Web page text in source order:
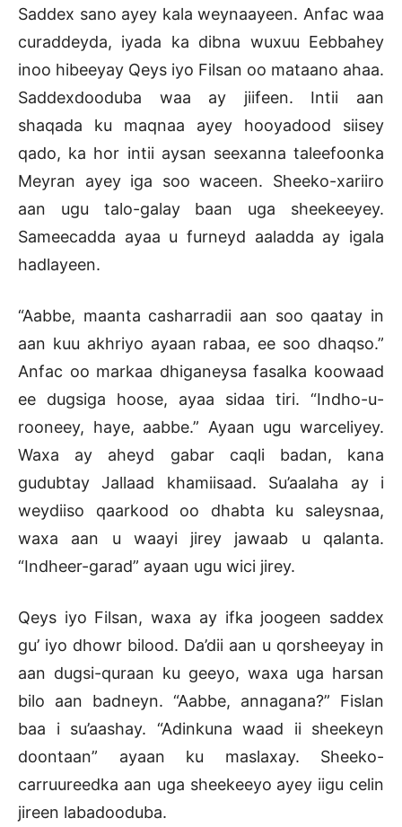
Saddex sano ayey kala weynaayeen. Anfac waa
curaddeyda, iyada ka dibna wuxuu Eebbahey
inoo hibeeyay Qeys iyo Filsan oo mataano ahaa.
Saddexdooduba waa ay jiifeen. Intii aan
shaqada ku maqnaa ayey hooyadood siisey
qado, ka hor intii aysan seexanna taleefoonka
Meyran ayey iga soo waceen. Sheeko-xariiro
aan ugu talo-galay baan uga sheekeeyey.
Sameecadda ayaa u furneyd aaladda ay igala
hadlayeen.
“Aabbe, maanta casharradii aan soo qaatay in
aan kuu akhriyo ayaan rabaa, ee soo dhaqso.”
Anfac oo markaa dhiganeysa fasalka koowaad
ee dugsiga hoose, ayaa sidaa tiri. “Indho-u-
rooneey, haye, aabbe.” Ayaan ugu warceliyey.
Waxa ay aheyd gabar caqli badan, kana
gudubtay Jallaad khamiisaad. Su’aalaha ay i
weydiiso qaarkood oo dhabta ku saleysnaa,
waxa aan u waayi jirey jawaab u qalanta.
“Indheer-garad” ayaan ugu wici jirey.
Qeys iyo Filsan, waxa ay ifka joogeen saddex
gu’ iyo dhowr bilood. Da’dii aan u qorsheeyay in
aan dugsi-quraan ku geeyo, waxa uga harsan
bilo aan badneyn. “Aabbe, annagana?” Fislan
baa i su’aashay. “Adinkuna waad ii sheekeyn
doontaan” ayaan ku maslaxay. Sheeko-
carruureedka aan uga sheekeeyo ayey iigu celin
jireen labadooduba.